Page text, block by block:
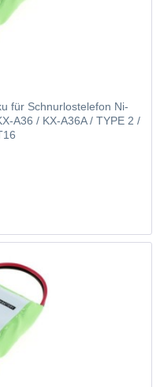
für Schnurlostelefon Ni-
A36 / KX-A36A / TYPE 2 /